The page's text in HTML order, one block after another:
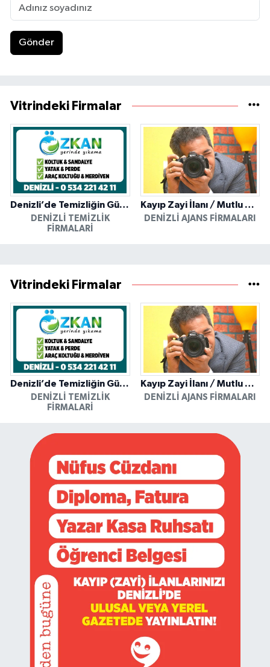
Gönder
Vitrindeki Firmalar
Denizli’de Temizliğin Güvenilir Adresi: Özkan Yerinde Yıkama
DENIZLI TEMIZLIK
FIRMALARI
Kayıp Zayi İlanı / Mutlu Ajans / Denizli
DENIZLI AJANS FIRMALARI
Vitrindeki Firmalar
Denizli’de Temizliğin Güvenilir Adresi: Özkan Yerinde Yıkama
DENIZLI TEMIZLIK
FIRMALARI
Kayıp Zayi İlanı / Mutlu Ajans / Denizli
DENIZLI AJANS FIRMALARI